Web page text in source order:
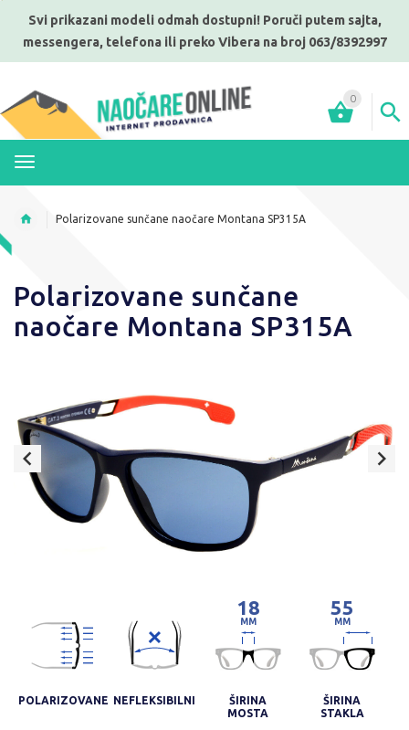
Svi prikazani modeli odmah dostupni! Poruči putem sajta,
messengera, telefona ili preko Vibera na broj 063/8392997
0
Polarizovane sunčane naočare Montana SP315A
Polarizovane sunčane
naočare Montana SP315A
POLARIZOVANE NEFLEKSIBILNI
18
MM
ŠIRINA
MOSTA
55
MM
ŠIRINA
STAKLA